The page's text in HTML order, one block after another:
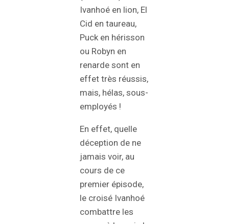
Ivanhoé en lion, El
Cid en taureau,
Puck en hérisson
ou Robyn en
renarde sont en
effet très réussis,
mais, hélas, sous-
employés !
En effet, quelle
déception de ne
jamais voir, au
cours de ce
premier épisode,
le croisé Ivanhoé
combattre les